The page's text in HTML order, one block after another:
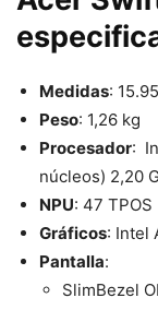
Medidas:
Peso: 1,26 kg
Procesador:
núcleos) 2,20
NPU: 47 TPOS
Gráficos: Intel
Pantalla:
SlimBezel